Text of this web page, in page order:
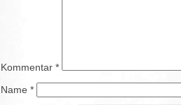
Kommentar *
Name *